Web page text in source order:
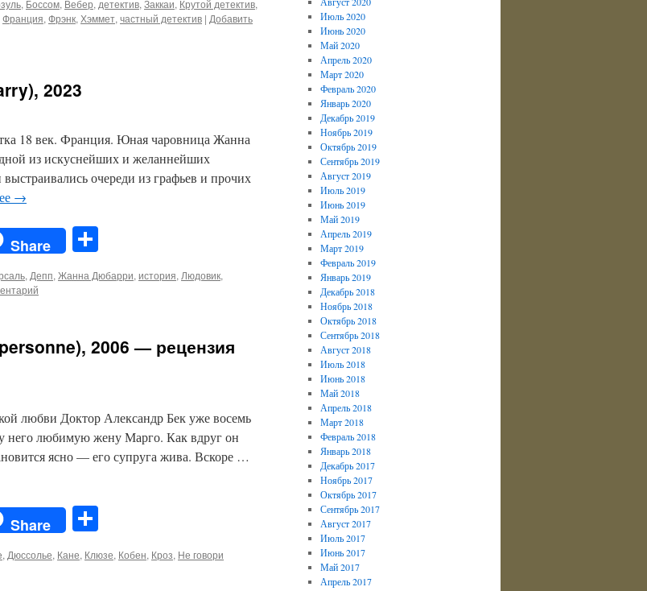
, Боссом, Вебер, детектив, Заккаи, Крутой детектив,
Франция, Фрэнк, Хэммет, частный детектив | Добавить
2023
18 век. Франция. Юная чаровница Жанна
из искуснейших и желаннейших
очереди из графьев и прочих
→
Share
, Депп, Жанна Дюбарри, история, Людовик,
2006 — рецензия
любви Доктор Александр Бек уже восемь
него любимую жену Марго. Как вдруг он
ясно — его супруга жива. Вскоре …
Share
, Дюссолье, Кане, Клюзе, Кобен, Кроз, Не говори
Июль 2020
Июнь 2020
Май 2020
Апрель 2020
Март 2020
Февраль 2020
Январь 2020
Декабрь 2019
Ноябрь 2019
Октябрь 2019
Сентябрь 2019
Август 2019
Июль 2019
Июнь 2019
Май 2019
Апрель 2019
Март 2019
Февраль 2019
Январь 2019
Декабрь 2018
Ноябрь 2018
Октябрь 2018
Сентябрь 2018
Август 2018
Июль 2018
Июнь 2018
Май 2018
Апрель 2018
Март 2018
Февраль 2018
Январь 2018
Декабрь 2017
Ноябрь 2017
Октябрь 2017
Сентябрь 2017
Август 2017
Июль 2017
Июнь 2017
Май 2017
Апрель 2017